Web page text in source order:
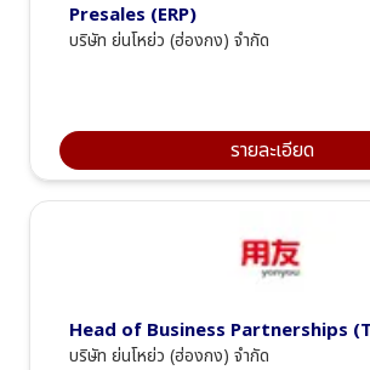
Presales (ERP)
บริษัท ย่นโหย่ว (ฮ่องกง) จำกัด
·       Manage the correspondence with sales
provide data to help sales team win project
·       Creating and processing solution
satisfaction.
·       Handle order process until finish after
รายละเอียด
Head of Business Partnerships
บริษัท ย่นโหย่ว (ฮ่องกง) จำกัด